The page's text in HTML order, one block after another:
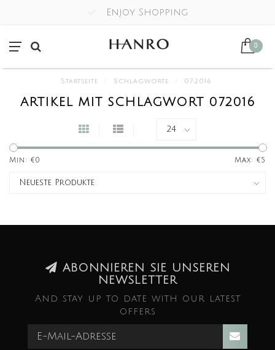
Enjoy Shopping
0
Startseite Schlagworte 072016
ARTIKEL MIT SCHLAGWORT 072016
Min: €0 Max: €5
ABONNIEREN SIE UNSEREN
NEWSLETTER
And stay up to date with our latest
offers